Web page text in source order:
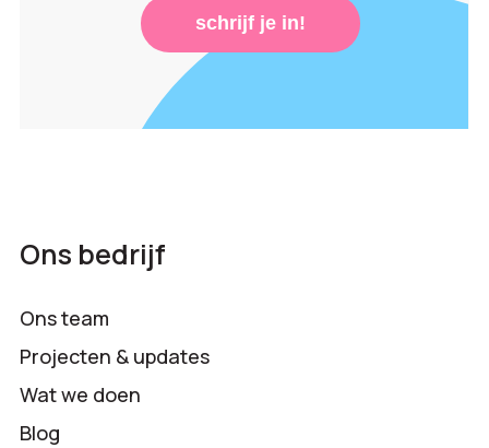
schrijf je in!
Ons bedrijf
Ons team
Projecten & updates
Wat we doen
Blog